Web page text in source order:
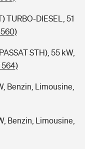
TURBO-DIESEL, 51
STH), 55 kW,
Benzin, Limousine,
Benzin, Limousine,